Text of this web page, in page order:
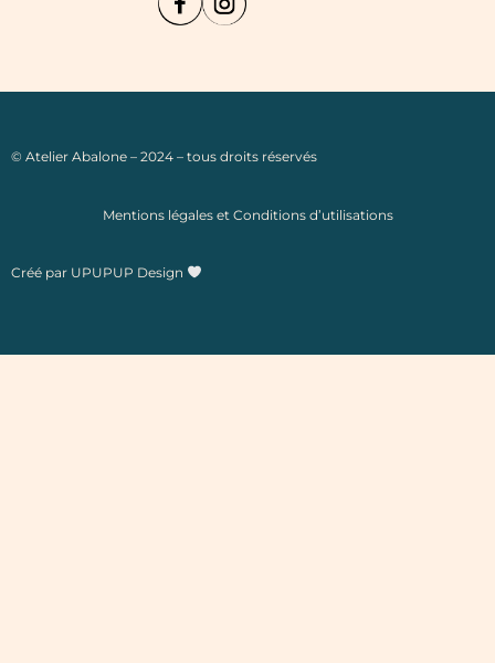
© Atelier Abalone – 2024 – tous droits réservés
Mentions légales et Conditions d’utilisations
Créé par UPUPUP Design